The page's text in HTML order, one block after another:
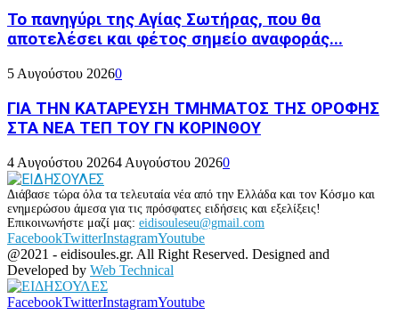
Το πανηγύρι της Αγίας Σωτήρας, που θα
αποτελέσει και φέτος σημείο αναφοράς...
5 Αυγούστου 20260
ΓΙΑ ΤΗΝ ΚΑΤΑΡΕΥΣΗ ΤΜΗΜΑΤΟΣ ΤΗΣ ΟΡΟΦΗΣ
ΣΤΑ ΝΕΑ ΤΕΠ ΤΟΥ ΓΝ ΚΟΡΙΝΘΟΥ
4 Αυγούστου 20264 Αυγούστου 20260
Διάβασε τώρα όλα τα τελευταία νέα από την Ελλάδα και τον Κόσμο και
ενημερώσου άμεσα για τις πρόσφατες ειδήσεις και εξελίξεις!
Επικοινωνήστε μαζί μας: eidisouleseu@gmail.com
FacebookTwitterInstagramYoutube
@2021 - eidisoules.gr. All Right Reserved. Designed and
Developed by Web Technical
FacebookTwitterInstagramYoutube